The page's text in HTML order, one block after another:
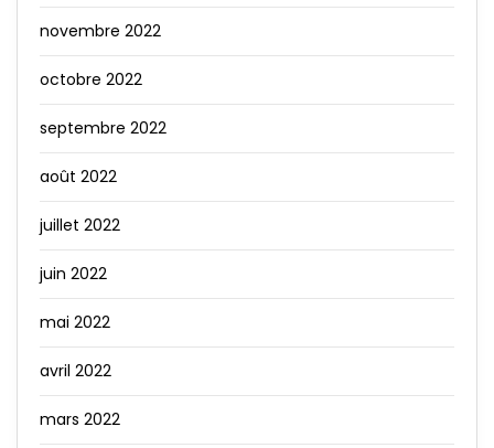
novembre 2022
octobre 2022
septembre 2022
août 2022
juillet 2022
juin 2022
mai 2022
avril 2022
mars 2022